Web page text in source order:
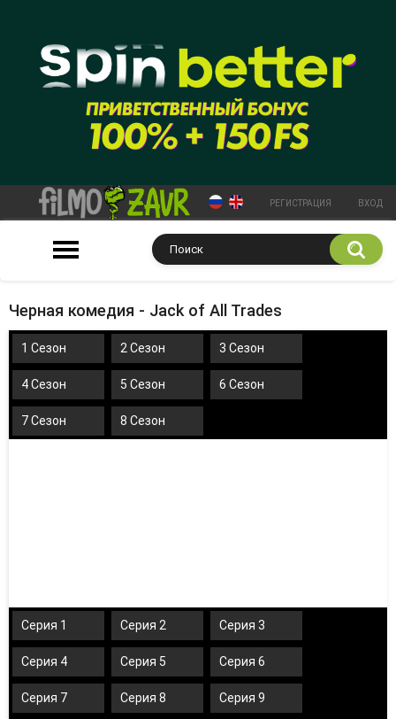
РЕГИСТРАЦИЯ ВХОД
Черная комедия - Jack of All Trades
1 Сезон 2 Сезон 3 Сезон
4 Сезон 5 Сезон 6 Сезон
7 Сезон 8 Сезон
Серия 1 Серия 2 Серия 3
Серия 4 Серия 5 Серия 6
Серия 7 Серия 8 Серия 9